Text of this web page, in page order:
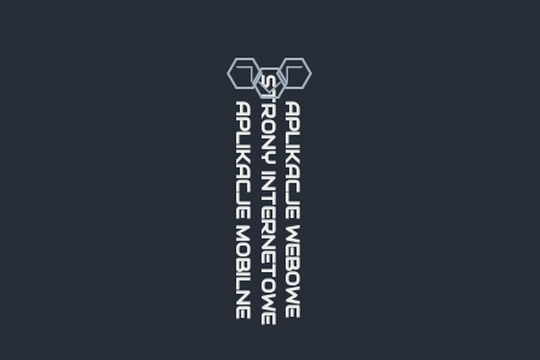
APLIKACJE MOBILNESTRONY INTERNETOWEAPLIKACJE WEBOWE